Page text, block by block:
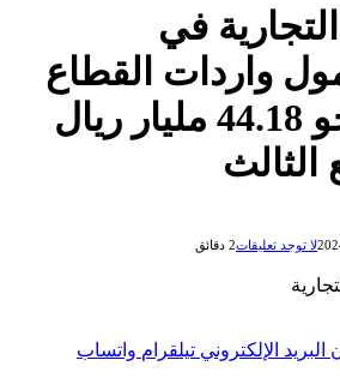
في
واردات القطاع
الخاص بنحو 44.18 مليار ريال
الثالث
لا توجد تعليقات2 دقائق
البريد الإلكتروني تيلقرام واتساب